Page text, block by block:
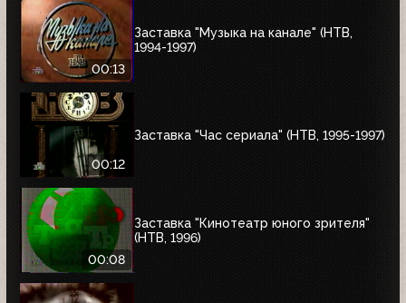
00:13
Заставка "Музыка на канале" (НТВ,
1994-1997)
00:12
Заставка "Час сериала" (НТВ, 1995-1997)
00:08
Заставка "Кинотеатр юного зрителя"
(НТВ, 1996)